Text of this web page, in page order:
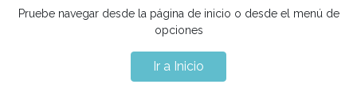
Pruebe navegar desde la página de inicio o desde el menú de
opciones
Ir a Inicio